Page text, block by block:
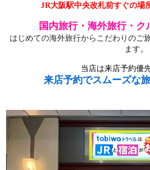
JR大阪駅中央改札前すぐの場
国内旅行・海外旅行・
はじめての海外旅行からこだわりのご
ます。
当店は来店予約優
来店予約でスムーズな